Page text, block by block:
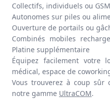
Collectifs, individuels ou GSM
Autonomes sur piles ou
Ouverture de portails ou
Combinés mobiles
Platine supplémentaire
Équipez facilement votre
médical, espace de
Vous trouverez à coup
notre gamme UltraCOM.